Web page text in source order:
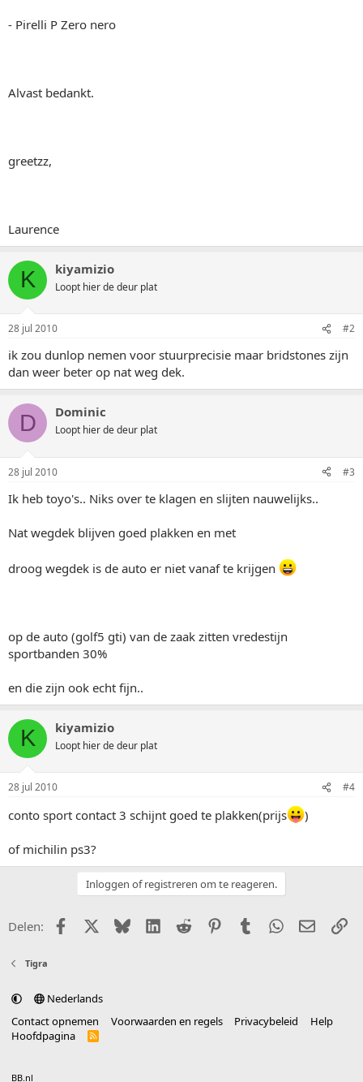
- Pirelli P Zero nero
Alvast bedankt.
greetzz,
Laurence
K kiyamizio
Loopt hier de deur plat
28 jul 2010 #2
ik zou dunlop nemen voor stuurprecisie maar bridstones zijn
dan weer beter op nat weg dek.
D Dominic
Loopt hier de deur plat
28 jul 2010 #3
Ik heb toyo's.. Niks over te klagen en slijten nauwelijks..
Nat wegdek blijven goed plakken en met
droog wegdek is de auto er niet vanaf te krijgen
op de auto (golf5 gti) van de zaak zitten vredestijn
sportbanden 30%
en die zijn ook echt fijn..
K kiyamizio
Loopt hier de deur plat
28 jul 2010 #4
conto sport contact 3 schijnt goed te plakken(prijs )
of michilin ps3?
Inloggen of registreren om te reageren.
Delen: FacebookX (Twitter)
BlueskyLinkedIn
Reddit PinterestTumblr WhatsApp
E-mail
Tigra
Nederlands
Contact opnemen
Voorwaarden en regels Privacybeleid
Help
Hoofdpagina
R
BB.nl